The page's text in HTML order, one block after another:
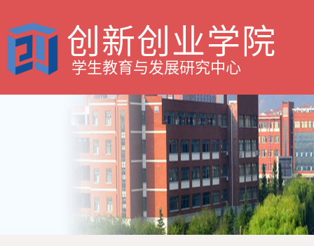
创新创业学院
学生教育与发展研究中心